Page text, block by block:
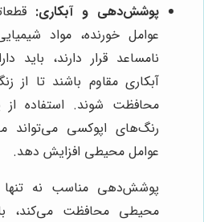
پوشش‌دهی و آبکاری:
عوامل خورنده، مواد
نامساعد قرار دارند،
آبکاری مقاوم باشند تا
محافظت شوند. استفاده
رنگ‌های اپوکسی می‌تواند
عوامل محیطی افزایش دهد.
پوشش‌دهی مناسب نه تنها
محیطی محافظت می‌کند،